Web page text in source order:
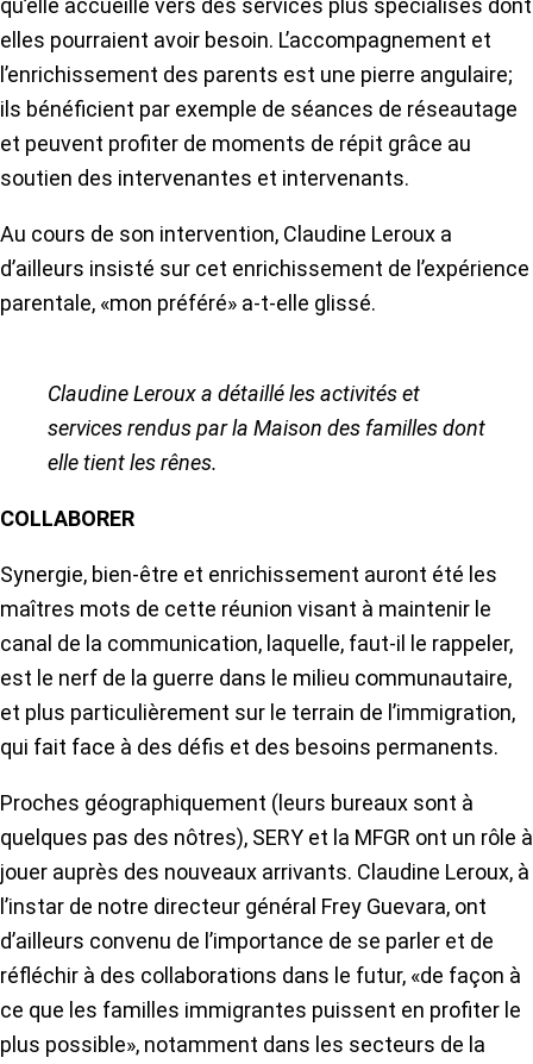
qu’elle accueille vers des services plus spécialisés dont
elles pourraient avoir besoin. L’accompagnement et
l’enrichissement des parents est une pierre angulaire;
ils bénéficient par exemple de séances de réseautage
et peuvent profiter de moments de répit grâce au
soutien des intervenantes et intervenants.
Au cours de son intervention, Claudine Leroux a
d’ailleurs insisté sur cet enrichissement de l’expérience
parentale, «mon préféré» a-t-elle glissé.
Claudine Leroux a détaillé les activités et
services rendus par la Maison des familles dont
elle tient les rênes.
COLLABORER
Synergie, bien-être et enrichissement auront été les
maîtres mots de cette réunion visant à maintenir le
canal de la communication, laquelle, faut-il le rappeler,
est le nerf de la guerre dans le milieu communautaire,
et plus particulièrement sur le terrain de l’immigration,
qui fait face à des défis et des besoins permanents.
Proches géographiquement (leurs bureaux sont à
quelques pas des nôtres), SERY et la MFGR ont un rôle à
jouer auprès des nouveaux arrivants. Claudine Leroux, à
l’instar de notre directeur général Frey Guevara, ont
d’ailleurs convenu de l’importance de se parler et de
réfléchir à des collaborations dans le futur, «de façon à
ce que les familles immigrantes puissent en profiter le
plus possible», notamment dans les secteurs de la